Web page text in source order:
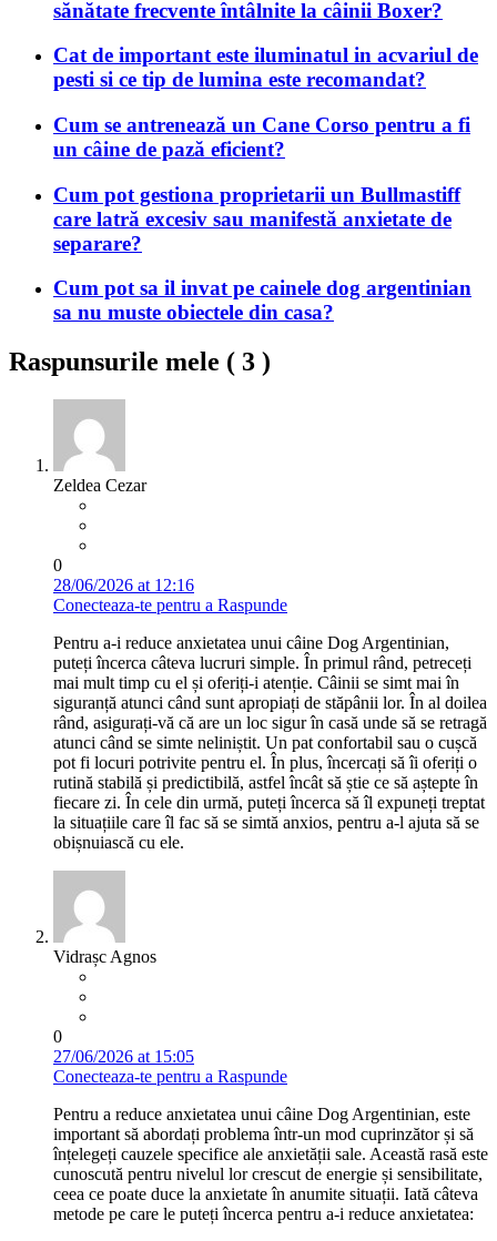
sănătate frecvente întâlnite la câinii Boxer?
Cat de important este iluminatul in acvariul de
pesti si ce tip de lumina este recomandat?
Cum se antrenează un Cane Corso pentru a fi
un câine de pază eficient?
Cum pot gestiona proprietarii un Bullmastiff
care latră excesiv sau manifestă anxietate de
separare?
Cum pot sa il invat pe cainele dog argentinian
sa nu muste obiectele din casa?
Raspunsurile mele ( 3 )
Zeldea Cezar
0
28/06/2026 at 12:16
Conecteaza-te pentru a Raspunde
Pentru a-i reduce anxietatea unui câine Dog Argentinian,
puteți încerca câteva lucruri simple. În primul rând, petreceți
mai mult timp cu el și oferiți-i atenție. Câinii se simt mai în
siguranță atunci când sunt apropiați de stăpânii lor. În al doilea
rând, asigurați-vă că are un loc sigur în casă unde să se retragă
atunci când se simte neliniștit. Un pat confortabil sau o cușcă
pot fi locuri potrivite pentru el. În plus, încercați să îi oferiți o
rutină stabilă și predictibilă, astfel încât să știe ce să aștepte în
fiecare zi. În cele din urmă, puteți încerca să îl expuneți treptat
la situațiile care îl fac să se simtă anxios, pentru a-l ajuta să se
obișnuiască cu ele.
Vidrașc Agnos
0
27/06/2026 at 15:05
Conecteaza-te pentru a Raspunde
Pentru a reduce anxietatea unui câine Dog Argentinian, este
important să abordați problema într-un mod cuprinzător și să
înțelegeți cauzele specifice ale anxietății sale. Această rasă este
cunoscută pentru nivelul lor crescut de energie și sensibilitate,
ceea ce poate duce la anxietate în anumite situații. Iată câteva
metode pe care le puteți încerca pentru a-i reduce anxietatea: